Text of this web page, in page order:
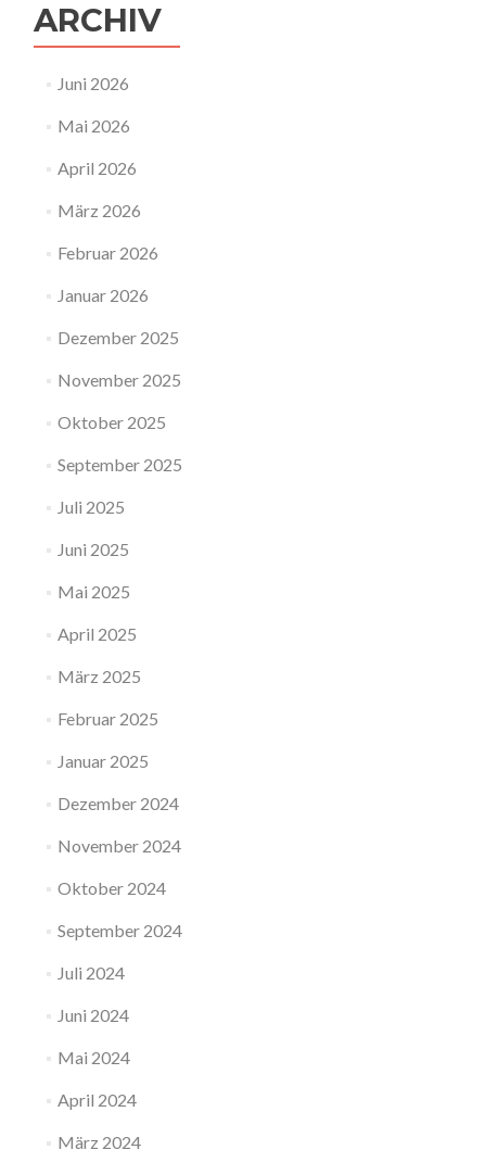
ARCHIV
Juni 2026
Mai 2026
April 2026
März 2026
Februar 2026
Januar 2026
Dezember 2025
November 2025
Oktober 2025
September 2025
Juli 2025
Juni 2025
Mai 2025
April 2025
März 2025
Februar 2025
Januar 2025
Dezember 2024
November 2024
Oktober 2024
September 2024
Juli 2024
Juni 2024
Mai 2024
April 2024
März 2024